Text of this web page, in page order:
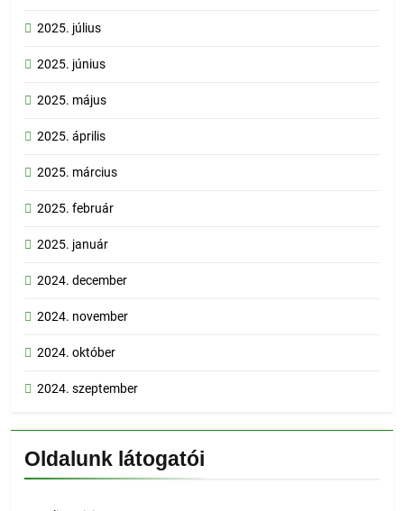
2025. július
2025. június
2025. május
2025. április
2025. március
2025. február
2025. január
2024. december
2024. november
2024. október
2024. szeptember
Oldalunk látogatói